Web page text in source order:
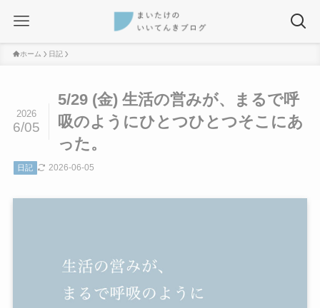
ホーム 日記
5/29 (金) 生活の営みが、まるで呼
吸のようにひとつひとつそこにあ
った。
2026
6/05
日記 2026-06-05